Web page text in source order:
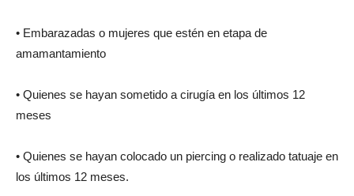
• Embarazadas o mujeres que estén en etapa de
amamantamiento
• Quienes se hayan sometido a cirugía en los últimos 12
meses
• Quienes se hayan colocado un piercing o realizado tatuaje en
los últimos 12 meses.